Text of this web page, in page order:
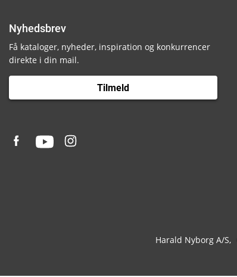
Nyhedsbrev
Få kataloger, nyheder, inspiration og konkurrencer
direkte i din mail.
Tilmeld
Harald Nyborg A/S